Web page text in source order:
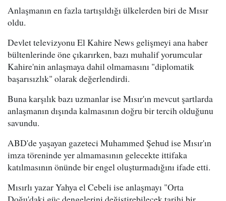
Anlaşmanın en fazla tartışıldığı ülkelerden biri de Mısır
oldu.
Devlet televizyonu El Kahire News gelişmeyi ana haber
bültenlerinde öne çıkarırken, bazı muhalif yorumcular
Kahire'nin anlaşmaya dahil olmamasını "diplomatik
başarısızlık" olarak değerlendirdi.
Buna karşılık bazı uzmanlar ise Mısır'ın mevcut şartlarda
anlaşmanın dışında kalmasının doğru bir tercih olduğunu
savundu.
ABD'de yaşayan gazeteci Muhammed Şehud ise Mısır'ın
imza töreninde yer almamasının gelecekte ittifaka
katılmasının önünde bir engel oluşturmadığını ifade etti.
Mısırlı yazar Yahya el Cebeli ise anlaşmayı "Orta